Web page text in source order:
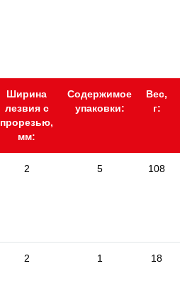
Ширина
лезвия с
прорезью,
мм:
Содержимое
упаковки:
Вес,
г:
2 5 108
2 1 18